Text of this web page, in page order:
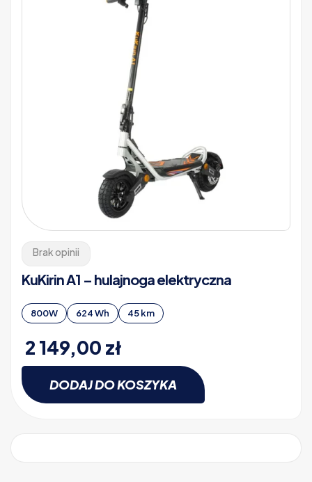
Brak opinii
KuKirin A1 – hulajnoga elektryczna
800W 624 Wh 45 km
2 149,00 zł
DODAJ DO KOSZYKA